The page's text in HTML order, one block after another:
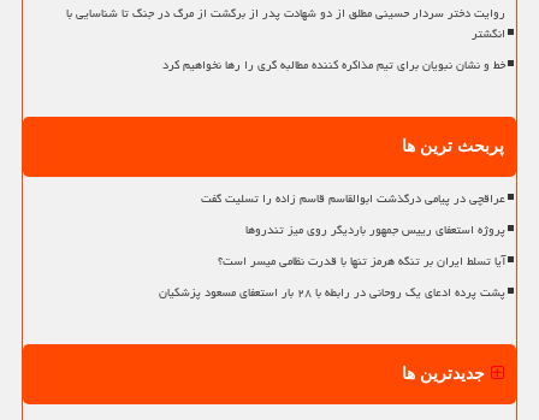
روایت دختر سردار حسینی مطلق از دو شهادت پدر از برگشت از مرگ در جنگ تا شناسایی با
انگشتر
خط و نشان نبویان برای تیم مذاکره کننده مطالبه گری را رها نخواهیم کرد
پربحث ترین ها
عراقچی در پیامی درگذشت ابوالقاسم قاسم زاده را تسلیت گفت
پروژه استعفای رییس جمهور باردیگر روی میز تندروها
آیا تسلط ایران بر تنگه هرمز تنها با قدرت نظامی میسر است؟
پشت پرده ادعای یک روحانی در رابطه با ۲۸ بار استعفای مسعود پزشکیان
جدیدترین ها